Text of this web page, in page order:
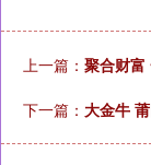
上一篇： 聚合财富
下一篇： 大金牛